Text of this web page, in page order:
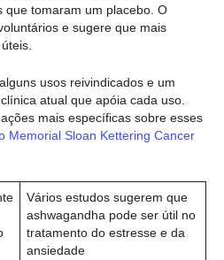
que tomaram um placebo. O
e sugere que mais
usos reivindicados e um
atual que apóia cada uso.
mais específicas sobre esses
Memorial Sloan Kettering Cancer
Vários estudos sugerem que
ashwagandha pode ser útil no
tratamento do estresse e da
ansiedade